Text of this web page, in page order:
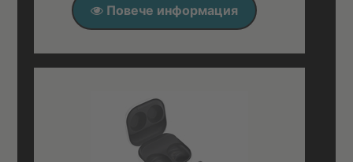
Повече информация